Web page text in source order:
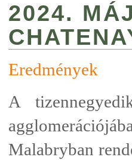
2024.
Eredmények
A
Malabryban